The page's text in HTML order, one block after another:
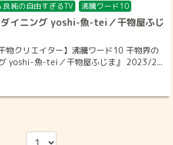
良純の自由すぎるTV 沸騰ワード10
ダイニング yoshi-魚-tei／干物屋ふじ
物クリエイター】沸騰ワード10 干物界の
yoshi-魚-tei／干物屋ふじま』 2023/2...